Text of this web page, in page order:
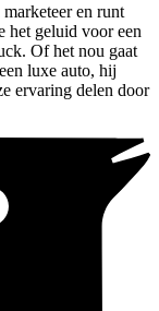
en runt
het geluid voor een
Of het nou gaat
luxe auto, hij
ervaring delen door